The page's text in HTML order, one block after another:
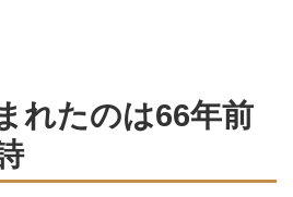
れたのは66年前